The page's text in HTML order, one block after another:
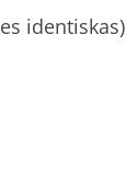
identiskas)